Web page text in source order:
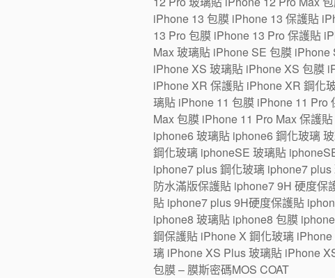
iPhone 13 包膜 iPhone 13 保護貼
13 Pro 包膜 iPhone 13 Pro 保護貼
Max 玻璃貼 iPhone SE 包膜
iPhone XS 玻璃貼 iPhone XS 包膜
iPhone XR 保護貼 iPhone XR 鋼化
璃貼 iPhone 11 包膜 iPhone 11 Pro
Max 包膜 iPhone 11 Pro Max 保護
iphone6 玻璃貼 iphone6 鋼化玻璃
鋼化玻璃 iphoneSE 玻璃貼
iphone7 plus 鋼化玻璃 iphone7
防水滿版保護貼 iphone7 9H 硬度
貼 iphone7 plus 9H硬度保護貼
iphone8 玻璃貼 iphone8 包膜
鋼保護貼 iPhone X 鋼化玻璃
璃 iPhone XS Plus 玻璃貼 iPhone
包膜 – 膜斯密碼MOS COAT